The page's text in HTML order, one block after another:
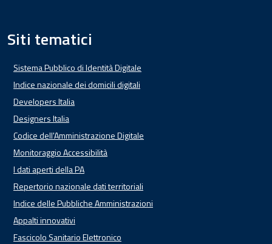
Siti tematici
Sistema Pubblico di Identità Digitale
Indice nazionale dei domicili digitali
Developers Italia
Designers Italia
Codice dell'Amministrazione Digitale
Monitoraggio Accessibilità
I dati aperti della PA
Repertorio nazionale dati territoriali
Indice delle Pubbliche Amministrazioni
Appalti innovativi
Fascicolo Sanitario Elettronico